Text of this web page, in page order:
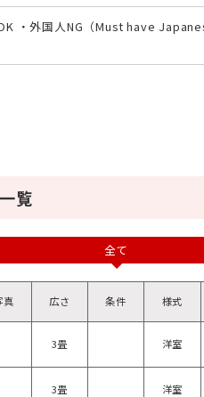
・外国人NG（Must have
覧
全て
真 広さ 条件 様式
3畳 洋室
3畳 洋室